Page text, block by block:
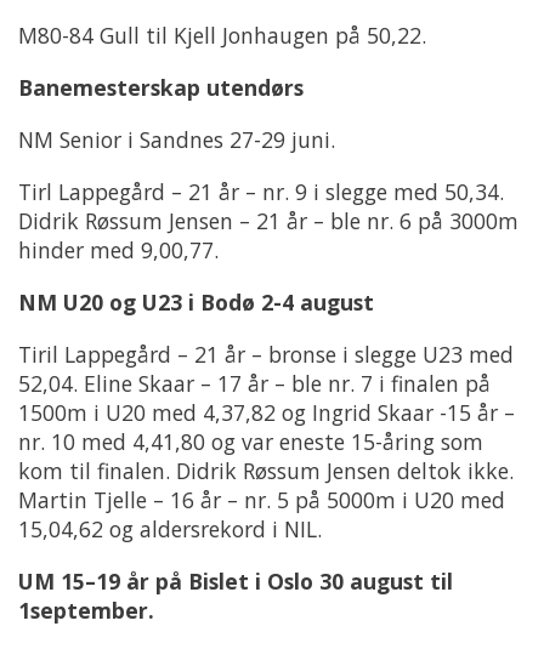
M80-84 Gull til Kjell Jonhaugen på 50,22.
Banemesterskap utendørs
NM Senior i Sandnes 27-29 juni.
Tirl Lappegård – 21 år – nr. 9 i slegge med 50,34.
Didrik Røssum Jensen – 21 år – ble nr. 6 på 3000m
hinder med 9,00,77.
NM U20 og U23 i Bodø 2-4 august
Tiril Lappegård – 21 år – bronse i slegge U23 med
52,04. Eline Skaar – 17 år – ble nr. 7 i finalen på
1500m i U20 med 4,37,82 og Ingrid Skaar -15 år –
nr. 10 med 4,41,80 og var eneste 15-åring som
kom til finalen. Didrik Røssum Jensen deltok ikke.
Martin Tjelle – 16 år – nr. 5 på 5000m i U20 med
15,04,62 og aldersrekord i NIL.
UM 15–19 år på Bislet i Oslo 30 august til
1september.